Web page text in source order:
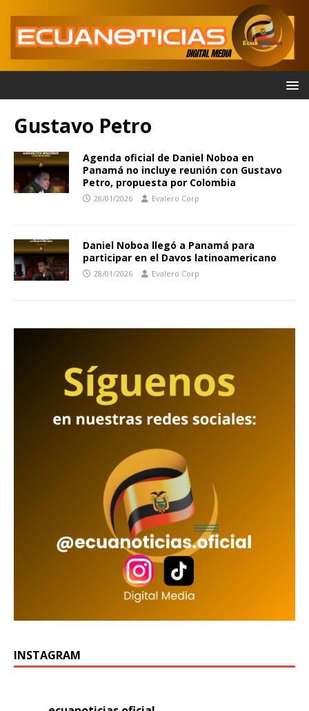
Gustavo Petro
Agenda oficial de Daniel Noboa en
Panamá no incluye reunión con Gustavo
Petro, propuesta por Colombia
28/01/2026 Evalero Corp
Daniel Noboa llegó a Panamá para
participar en el Davos latinoamericano
28/01/2026 Evalero Corp
INSTAGRAM